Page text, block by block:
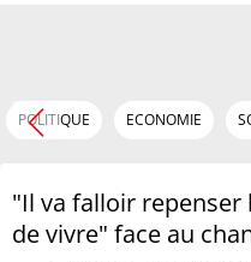
POLITIQUE ECONOMIE
"Il va falloir
de vivre" face au